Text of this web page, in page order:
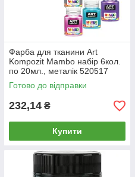
Фарба для тканини Art
Kompozit Mambo набір 6кол.
по 20мл., металік 520517
Готово до відправки
232,14 ₴
Купити